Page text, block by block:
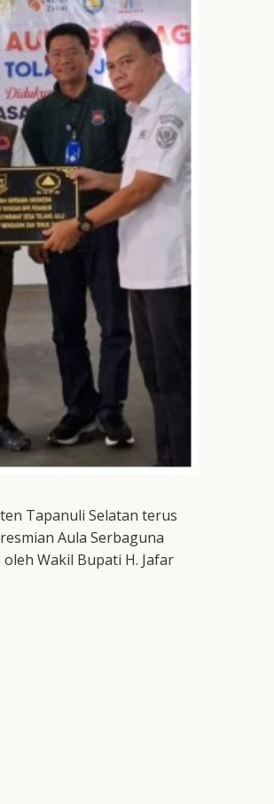
Tapanuli Selatan terus
Aula Serbaguna
Wakil Bupati H. Jafar